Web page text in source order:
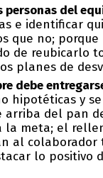
personas del
e identificar
que no;
de reubicarlo
planes de
debe
hipotéticas y
arriba del pan
meta; el
al
lo positivo